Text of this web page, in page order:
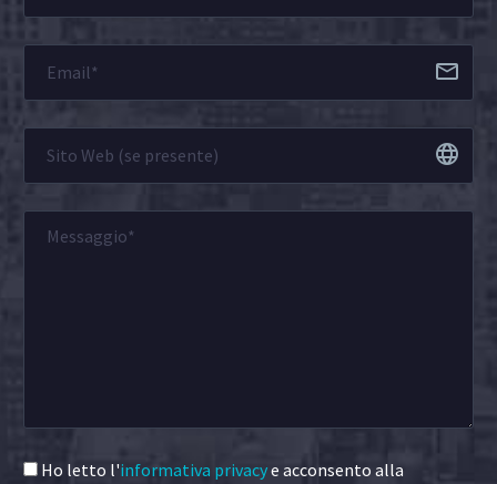
Ho letto l'informativa privacye acconsento alla